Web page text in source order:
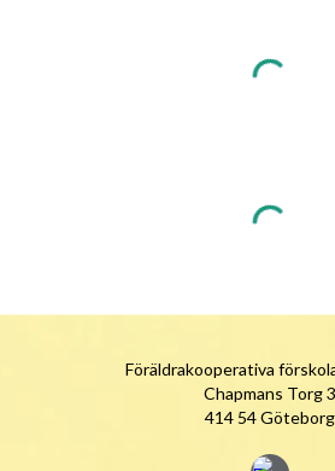
Föräldrakooperativa
Chapmans Torg 3
414 54 Göteborg